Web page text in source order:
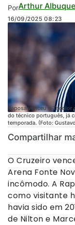
PorArthur
16/09/2025 08:23
Raposa venceu o Tricolor
do técnico português, já
temporada. (Foto:
Compartilhar
O Cruzeiro
Arena Fonte
incômodo. A
como visitante
havia sido em
de Nilton e